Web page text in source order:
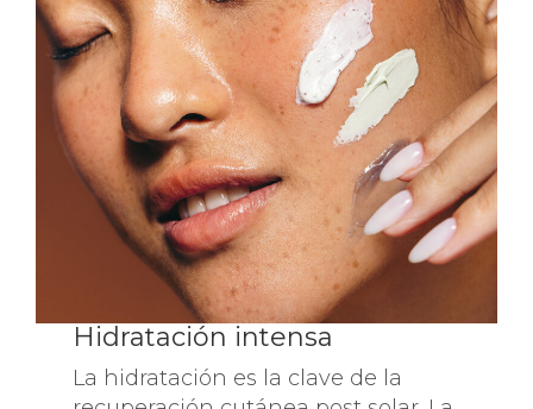
Hidratación intensa
La hidratación es la clave de la